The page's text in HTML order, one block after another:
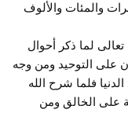
والمئات والألوف
لما ذكر أحوال
على التوحيد ومن وجه
فلما شرح الله
على الخالق ومن